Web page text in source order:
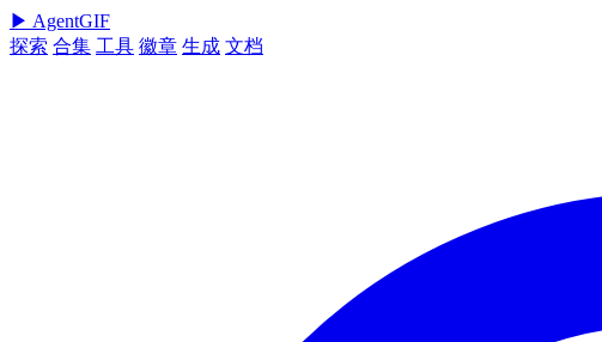
▶ AgentGIF
探索 合集 工具 徽章 生成 文档